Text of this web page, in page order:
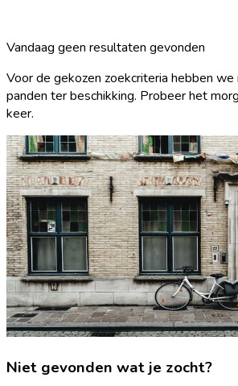
Vandaag geen resultaten gevonden
Voor de gekozen zoekcriteria hebben
panden ter beschikking. Probeer het
keer.
Niet gevonden wat je zocht?